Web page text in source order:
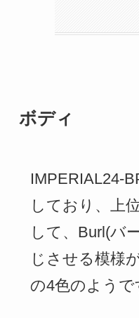
ボディ
IMPERIAL24-
しており、上
して、Burl(バ
じさせる模様
の4色のようで